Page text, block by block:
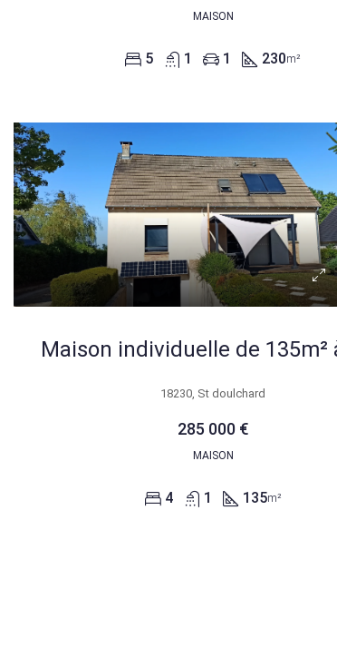
MAISON
5 1 1 230m²
18230, St doulchard
285 000 €
MAISON
4 1 135m²